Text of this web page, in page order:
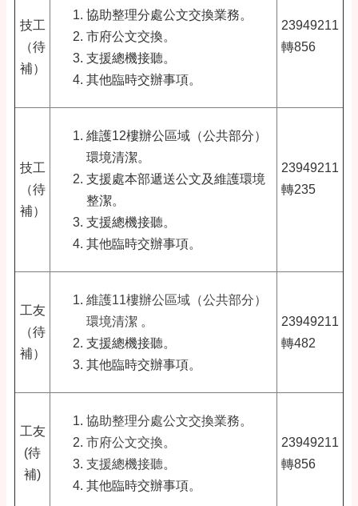
技工
（待
補）
協助整理分處公文交換業務。
市府公文交換。
支援總機接聽。
其他臨時交辦事項。
23949211
轉856
技工
（待
補）
維護12樓辦公區域（公共部分）
環境清潔。
支援處本部遞送公文及維護環境
整潔。
支援總機接聽。
其他臨時交辦事項。
23949211
轉235
工友
（待
補）
維護11樓辦公區域（公共部分）
環境清潔 。
支援總機接聽。
其他臨時交辦事項。
23949211
轉482
工友
(待
補)
協助整理分處公文交換業務。
市府公文交換。
支援總機接聽。
其他臨時交辦事項。
23949211
轉856